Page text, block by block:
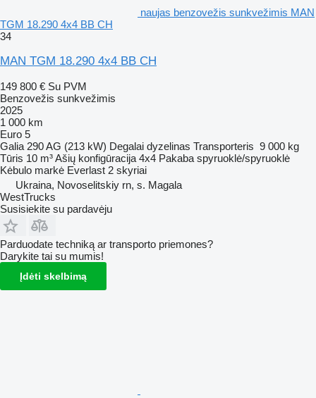
naujas benzovežis sunkvežimis MAN
TGM 18.290 4x4 BB CH
34
MAN TGM 18.290 4x4 BB CH
149 800 € Su PVM
Benzovežis sunkvežimis
2025
1 000 km
Euro 5
Galia 290 AG (213 kW) Degalai dyzelinas Transporteris 9 000 kg
Tūris 10 m³Ašių konfigūracija 4x4 Pakaba spyruoklė/spyruoklė
Kėbulo markė Everlast 2 skyriai
Ukraina, Novoselitskiy rn, s. Magala
WestTrucks
Susisiekite su pardavėju
Parduodate techniką ar transporto priemones?
Darykite tai su mumis!
Įdėti skelbimą